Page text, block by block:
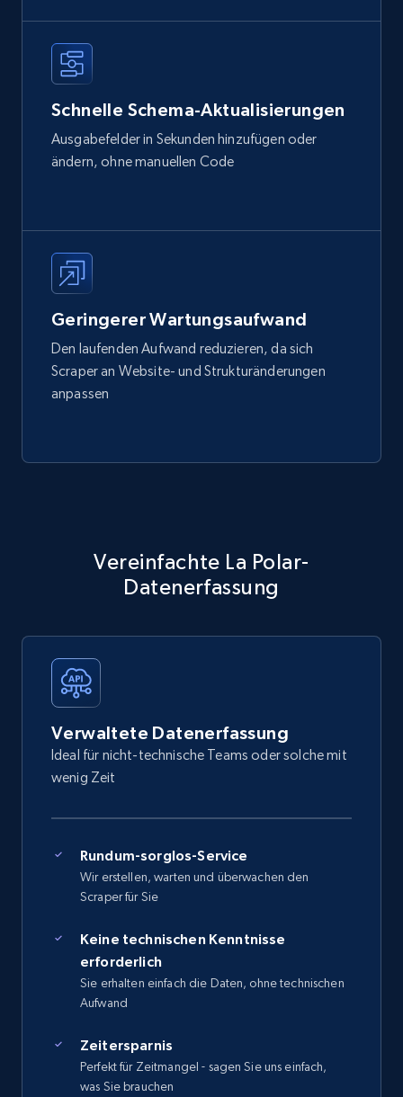
Schnelle Schema-Aktualisierungen
Ausgabefelder in Sekunden hinzufügen oder
ändern, ohne manuellen Code
Geringerer Wartungsaufwand
Den laufenden Aufwand reduzieren, da sich
Scraper an Website- und Strukturänderungen
anpassen
Vereinfachte La Polar-
Datenerfassung
Verwaltete Datenerfassung
Ideal für nicht-technische Teams oder solche mit
wenig Zeit
Rundum-sorglos-Service
Wir erstellen, warten und überwachen den
Scraper für Sie
Keine technischen Kenntnisse
erforderlich
Sie erhalten einfach die Daten, ohne technischen
Aufwand
Zeitersparnis
Perfekt für Zeitmangel - sagen Sie uns einfach,
was Sie brauchen